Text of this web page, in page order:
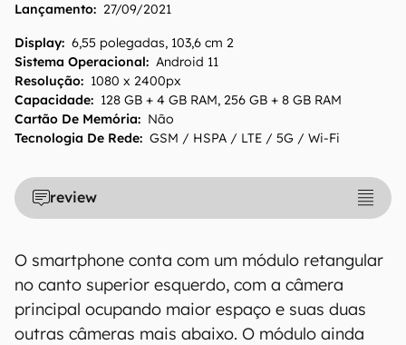
Lançamento: 27/09/2021
Display: 6,55 polegadas, 103,6 cm 2
Sistema Operacional: Android 11
Resolução: 1080 x 2400px
Capacidade: 128 GB + 4 GB RAM, 256 GB + 8 GB RAM
Cartão De Memória: Não
Tecnologia De Rede: GSM / HSPA / LTE / 5G / Wi-Fi
review
O smartphone conta com um módulo retangular
no canto superior esquerdo, com a câmera
principal ocupando maior espaço e suas duas
outras câmeras mais abaixo. O módulo ainda